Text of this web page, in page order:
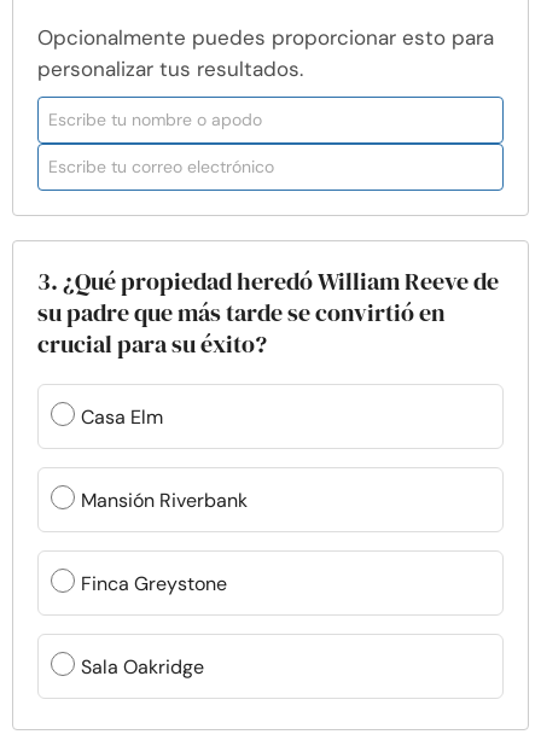
Opcionalmente puedes proporcionar esto para
personalizar tus resultados.
3. ¿Qué propiedad heredó William Reeve de
su padre que más tarde se convirtió en
crucial para su éxito?
Casa Elm
Mansión Riverbank
Finca Greystone
Sala Oakridge